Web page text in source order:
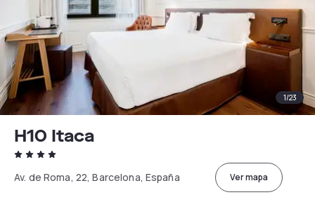
1/23
H10 Itaca
Av. de Roma, 22, Barcelona, España Ver mapa